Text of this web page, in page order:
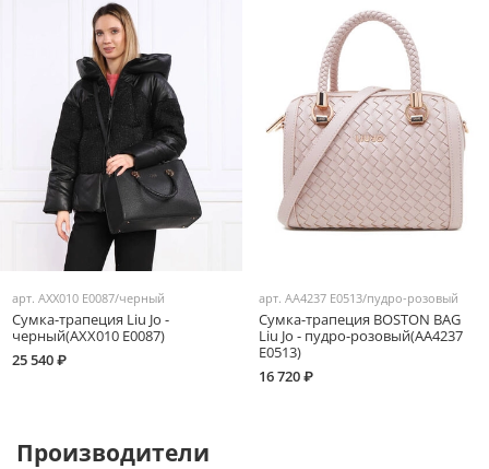
арт.AXX010 E0087/черный
Сумка-трапеция Liu Jo -
черный(AXX010 E0087)
25 540 ₽
арт. AA4237 E0513/пудро-розовый
Сумка-трапеция BOSTON BAG
Liu Jo - пудро-розовый(AA4237
E0513)
16 720 ₽
Производители